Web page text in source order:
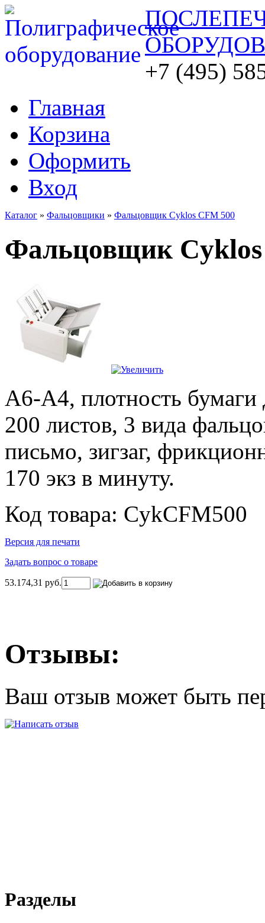
+7 (495)
Главная
Корзина
Оформить
Вход
Каталог » Фальцовщики » Фальцовщик Cyklos CFM 500
Фальцовщик
А6-А4, плотность бумаги
200 листов, 3 вида
письмо, зигзаг,
170 экз в минуту.
Код товара: CykCFM500
Версия для печати
Задать вопрос о товаре
53.174,31 руб.
Отзывы:
Ваш отзыв может быть
Разделы